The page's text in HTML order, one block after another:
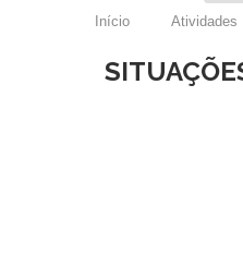
Início Atividades